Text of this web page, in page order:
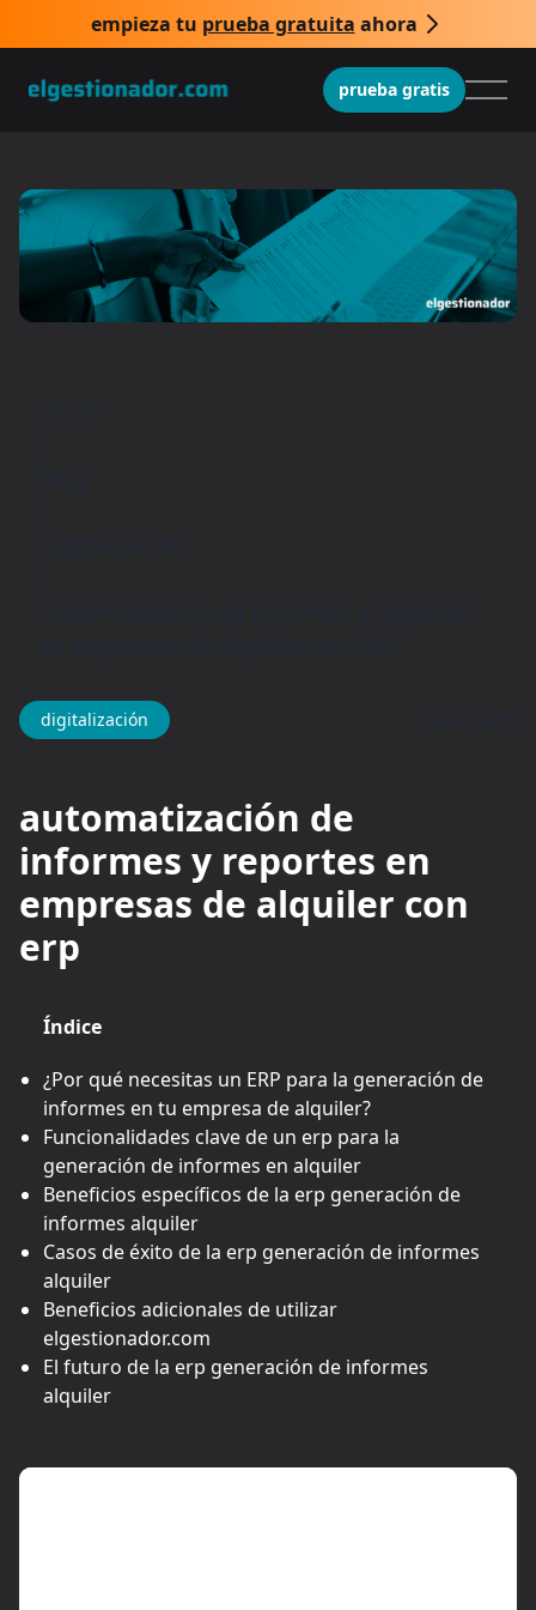
empieza tu prueba gratuita ahora
prueba gratis
digitalización
automatización de
informes y reportes en
empresas de alquiler con
erp
Índice
¿Por qué necesitas un ERP para la generación de
informes en tu empresa de alquiler?
Funcionalidades clave de un erp para la
generación de informes en alquiler
Beneficios específicos de la erp generación de
informes alquiler
Casos de éxito de la erp generación de informes
alquiler
Beneficios adicionales de utilizar
elgestionador.com
El futuro de la erp generación de informes
alquiler